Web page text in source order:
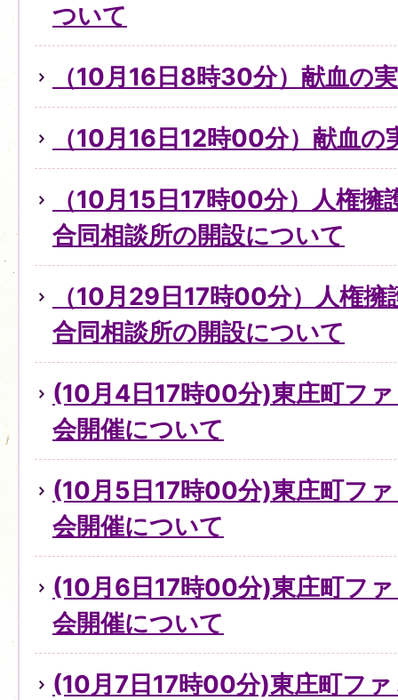
ついて
（10月16日8時30分）献血の
（10月16日12時00分）献血の
（10月15日17時00分）人権擁
合同相談所の開設について
（10月29日17時00分）人権
合同相談所の開設について
(10月4日17時00分)東庄町フ
会開催について
(10月5日17時00分)東庄町フ
会開催について
(10月6日17時00分)東庄町フ
会開催について
(10月7日17時00分)東庄町フ